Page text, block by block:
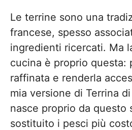
Le terrine sono una
francese, spesso
ingredienti ricercati. Ma
cucina è proprio questa:
raffinata e renderla
mia versione di Terrina
nasce proprio da questo
sostituito i pesci più